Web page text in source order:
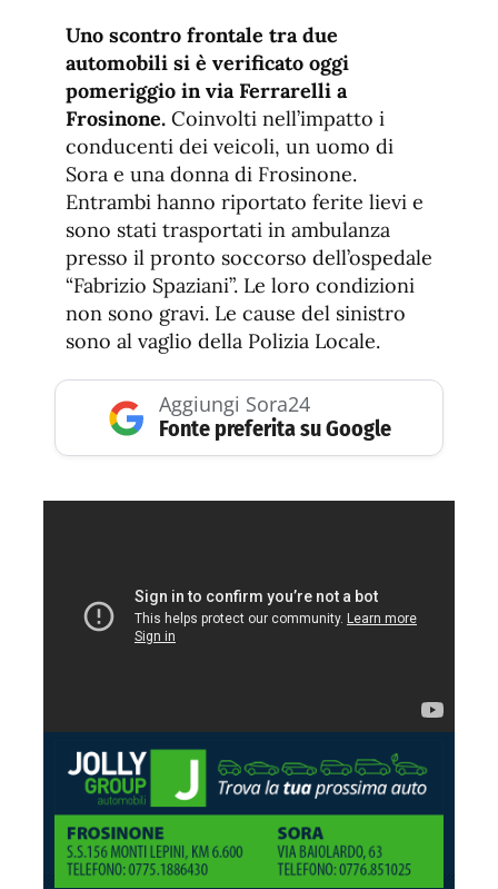
de
fuente
de
fuente.
Uno scontro frontale tra due
automobili si è verificato oggi
pomeriggio in via Ferrarelli a
Frosinone. Coinvolti nell’impatto i
conducenti dei veicoli, un uomo di
Sora e una donna di Frosinone.
Entrambi hanno riportato ferite lievi e
sono stati trasportati in ambulanza
presso il pronto soccorso dell’ospedale
“Fabrizio Spaziani”. Le loro condizioni
non sono gravi. Le cause del sinistro
sono al vaglio della Polizia Locale.
Aggiungi Sora24
Fonte preferita su Google